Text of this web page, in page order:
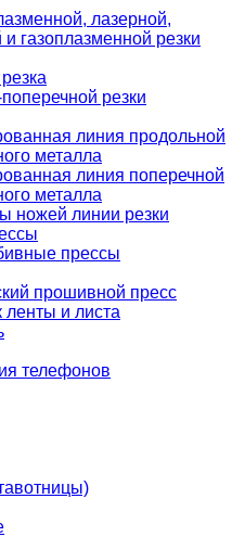
лазерной,
и газоплазменной резки
резки
линия продольной
металла
линия поперечной
металла
ножей линии резки
прессы
прошивной пресс
ленты и листа
телефонов